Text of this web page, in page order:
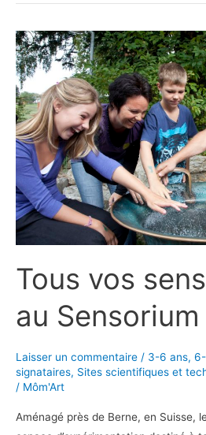
Tous vos
au Sensorium
Laisser un commentaire / 3-6 ans,
signataires, Sites scientifiques et
/ Môm'Art
Aménagé près de Berne, en Suisse,